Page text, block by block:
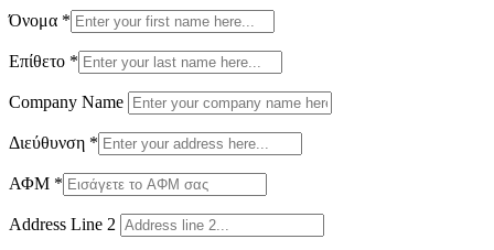
Όνομα *
Επίθετο *
Company Name
Διεύθυνση *
ΑΦΜ *
Address Line 2